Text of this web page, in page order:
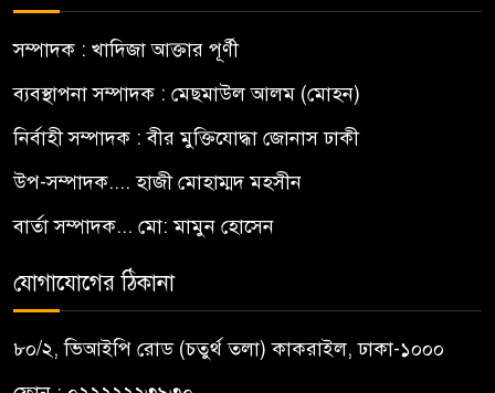
সম্পাদক : খাদিজা আক্তার পূর্ণী
ব্যবস্থাপনা সম্পাদক : মেছমাউল আলম (মোহন)
নির্বাহী সম্পাদক : বীর মুক্তিযোদ্ধা জোনাস ঢাকী
উপ-সম্পাদক.... হাজী মোহাম্মদ মহসীন
বার্তা সম্পাদক... মো: মামুন হোসেন
যোগাযোগের ঠিকানা
৮০/২, ভিআইপি রোড (চতুর্থ তলা) কাকরাইল, ঢাকা-১০০০